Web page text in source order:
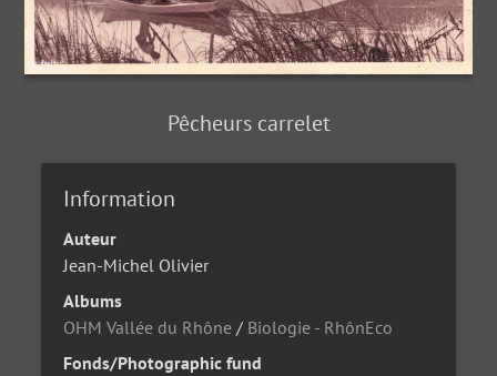
Pêcheurs carrelet
Information
Auteur
Jean-Michel Olivier
Albums
OHM Vallée du Rhône / Biologie - RhônEco
Fonds/Photographic fund